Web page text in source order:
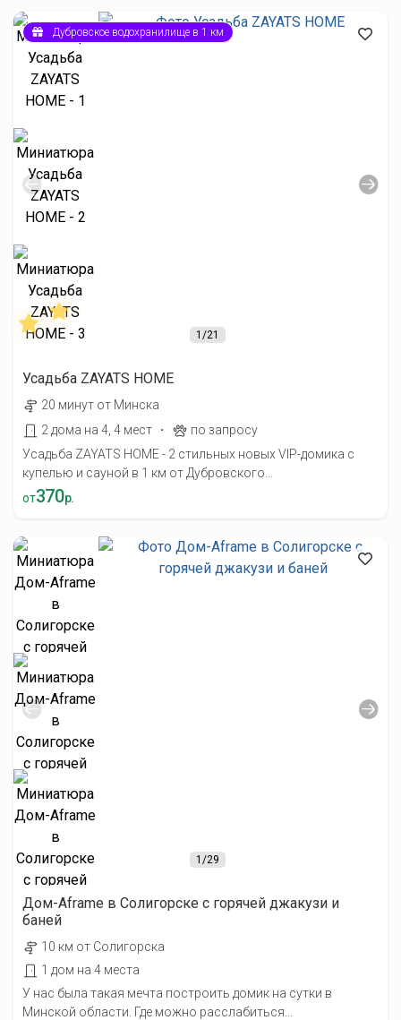
1/21
Дубровское водохранилище в 1 км
Усадьба ZAYATS HOME
20 минут от Минска
2 дома на 4, 4 мест
·
по запросу
Усадьба ZAYATS HOME - 2 стильных новых VIP-домика с
купелью и сауной в 1 км от Дубровского...
от370р.
1/29
Дом-Aframe в Солигорске с горячей джакузи и
баней
10 км от Солигорска
1 дом на 4 места
У нас была такая мечта построить домик на сутки в
Минской области. Где можно расслабиться...